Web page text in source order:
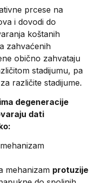
prcese na
i dovodi do
koštanih
zahvaćenih
obično zahvataju
stadijumu, pa
različite stadijume.
degeneracije
dati
mehanizam protuzije